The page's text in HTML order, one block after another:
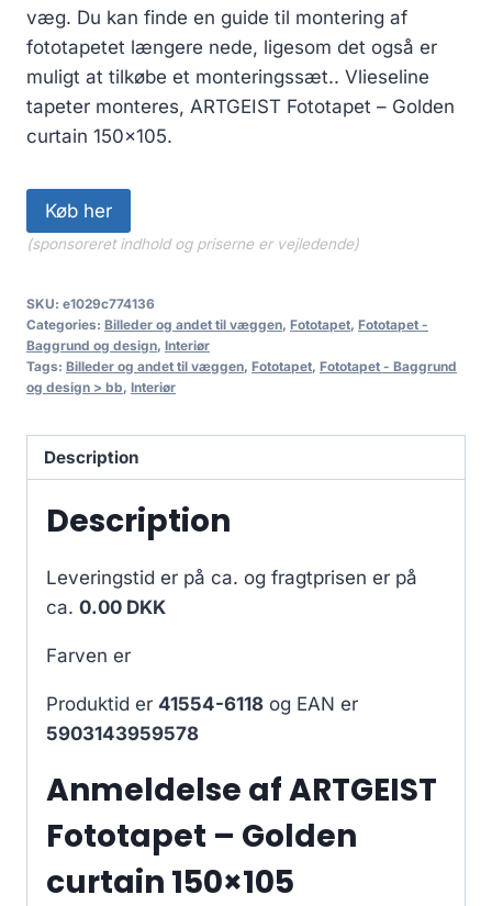
væg. Du kan finde en guide til montering af
fototapetet længere nede, ligesom det også er
muligt at tilkøbe et monteringssæt.. Vlieseline
tapeter monteres, ARTGEIST Fototapet – Golden
curtain 150×105.
Køb her
(sponsoreret indhold og priserne er vejledende)
SKU: e1029c774136
Categories: Billeder og andet til væggen, Fototapet, Fototapet -
Baggrund og design, Interiør
Tags: Billeder og andet til væggen, Fototapet, Fototapet - Baggrund
og design > bb, Interiør
Description
Description
Leveringstid er på ca. og fragtprisen er på
ca. 0.00 DKK
Farven er
Produktid er 41554-6118 og EAN er
5903143959578
Anmeldelse af ARTGEIST
Fototapet – Golden
curtain 150×105